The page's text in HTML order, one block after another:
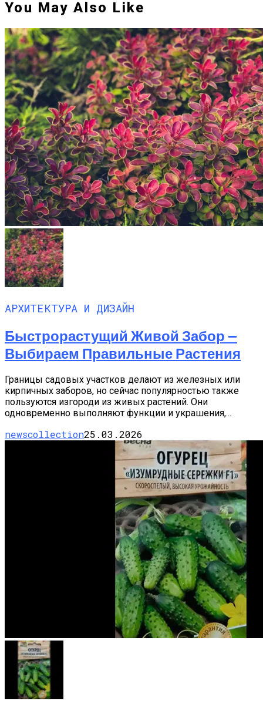
You May Also Like
АРХИТЕКТУРА И ДИЗАЙН
Быстрорастущий Живой Забор —
Выбираем Правильные Растения
Границы садовых участков делают из железных или
кирпичных заборов, но сейчас популярностью также
пользуются изгороди из живых растений. Они
одновременно выполняют функции и украшения,...
newscollection25.03.2026